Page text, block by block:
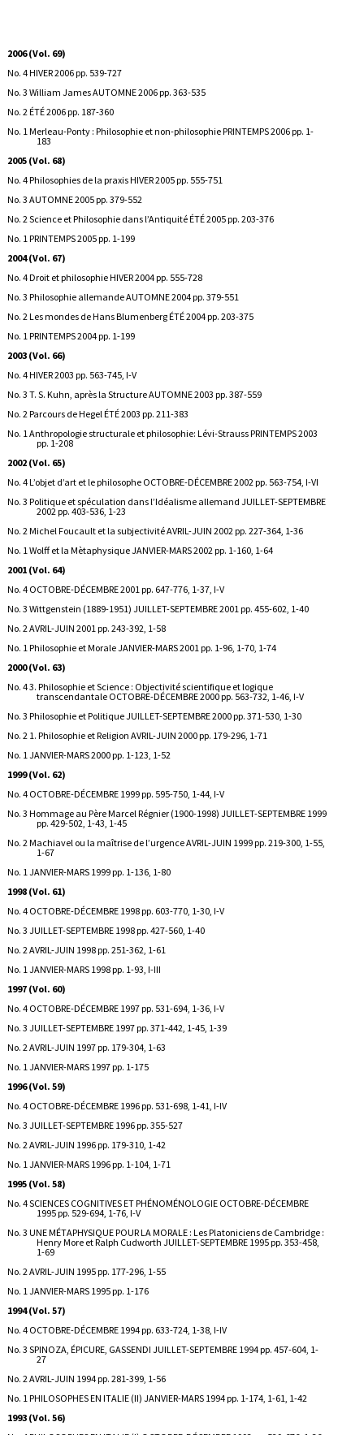
2006 (Vol. 69)
No. 4 HIVER 2006 pp. 539-727
No. 3 William James AUTOMNE 2006 pp. 363-535
No. 2 ÉTÉ 2006 pp. 187-360
No. 1 Merleau-Ponty : Philosophie et non-philosophie PRINTEMPS 2006 pp. 1-
183
2005 (Vol. 68)
No. 4 Philosophies de la praxis HIVER 2005 pp. 555-751
No. 3 AUTOMNE 2005 pp. 379-552
No. 2 Science et Philosophie dans l’Antiquité ÉTÉ 2005 pp. 203-376
No. 1 PRINTEMPS 2005 pp. 1-199
2004 (Vol. 67)
No. 4 Droit et philosophie HIVER 2004 pp. 555-728
No. 3 Philosophie allemande AUTOMNE 2004 pp. 379-551
No. 2 Les mondes de Hans Blumenberg ÉTÉ 2004 pp. 203-375
No. 1 PRINTEMPS 2004 pp. 1-199
2003 (Vol. 66)
No. 4 HIVER 2003 pp. 563-745, I-V
No. 3 T. S. Kuhn, après la Structure AUTOMNE 2003 pp. 387-559
No. 2 Parcours de Hegel ÉTÉ 2003 pp. 211-383
No. 1 Anthropologie structurale et philosophie: Lévi-Strauss PRINTEMPS 2003
pp. 1-208
2002 (Vol. 65)
No. 4 L’objet d’art et le philosophe OCTOBRE-DÉCEMBRE 2002 pp. 563-754, I-VI
No. 3 Politique et spéculation dans l’Idéalisme allemand JUILLET-SEPTEMBRE
2002 pp. 403-536, 1-23
No. 2 Michel Foucault et la subjectivité AVRIL-JUIN 2002 pp. 227-364, 1-36
No. 1 Wolff et la Mètaphysique JANVIER-MARS 2002 pp. 1-160, 1-64
2001 (Vol. 64)
No. 4 OCTOBRE-DÉCEMBRE 2001 pp. 647-776, 1-37, I-V
No. 3 Wittgenstein (1889-1951) JUILLET-SEPTEMBRE 2001 pp. 455-602, 1-40
No. 2 AVRIL-JUIN 2001 pp. 243-392, 1-58
No. 1 Philosophie et Morale JANVIER-MARS 2001 pp. 1-96, 1-70, 1-74
2000 (Vol. 63)
No. 4 3. Philosophie et Science : Objectivité scientifique et logique
transcendantale OCTOBRE-DÉCEMBRE 2000 pp. 563-732, 1-46, I-V
No. 3 Philosophie et Politique JUILLET-SEPTEMBRE 2000 pp. 371-530, 1-30
No. 2 1. Philosophie et Religion AVRIL-JUIN 2000 pp. 179-296, 1-71
No. 1 JANVIER-MARS 2000 pp. 1-123, 1-52
1999 (Vol. 62)
No. 4 OCTOBRE-DÉCEMBRE 1999 pp. 595-750, 1-44, I-V
No. 3 Hommage au Père Marcel Régnier (1900-1998) JUILLET-SEPTEMBRE 1999
pp. 429-502, 1-43, 1-45
No. 2 Machiavel ou la maîtrise de l’urgence AVRIL-JUIN 1999 pp. 219-300, 1-55,
1-67
No. 1 JANVIER-MARS 1999 pp. 1-136, 1-80
1998 (Vol. 61)
No. 4 OCTOBRE-DÉCEMBRE 1998 pp. 603-770, 1-30, I-V
No. 3 JUILLET-SEPTEMBRE 1998 pp. 427-560, 1-40
No. 2 AVRIL-JUIN 1998 pp. 251-362, 1-61
No. 1 JANVIER-MARS 1998 pp. 1-93, I-III
1997 (Vol. 60)
No. 4 OCTOBRE-DÉCEMBRE 1997 pp. 531-694, 1-36, I-V
No. 3 JUILLET-SEPTEMBRE 1997 pp. 371-442, 1-45, 1-39
No. 2 AVRIL-JUIN 1997 pp. 179-304, 1-63
No. 1 JANVIER-MARS 1997 pp. 1-175
1996 (Vol. 59)
No. 4 OCTOBRE-DÉCEMBRE 1996 pp. 531-698, 1-41, I-IV
No. 3 JUILLET-SEPTEMBRE 1996 pp. 355-527
No. 2 AVRIL-JUIN 1996 pp. 179-310, 1-42
No. 1 JANVIER-MARS 1996 pp. 1-104, 1-71
1995 (Vol. 58)
No. 4 SCIENCES COGNITIVES ET PHÉNOMÉNOLOGIE OCTOBRE-DÉCEMBRE
1995 pp. 529-694, 1-76, I-V
No. 3 UNE MÉTAPHYSIQUE POUR LA MORALE : Les Platoniciens de Cambridge :
Henry More et Ralph Cudworth JUILLET-SEPTEMBRE 1995 pp. 353-458,
1-69
No. 2 AVRIL-JUIN 1995 pp. 177-296, 1-55
No. 1 JANVIER-MARS 1995 pp. 1-176
1994 (Vol. 57)
No. 4 OCTOBRE-DÉCEMBRE 1994 pp. 633-724, 1-38, I-IV
No. 3 SPINOZA, ÉPICURE, GASSENDI JUILLET-SEPTEMBRE 1994 pp. 457-604, 1-
27
No. 2 AVRIL-JUIN 1994 pp. 281-399, 1-56
No. 1 PHILOSOPHES EN ITALIE (II) JANVIER-MARS 1994 pp. 1-174, 1-61, 1-42
1993 (Vol. 56)